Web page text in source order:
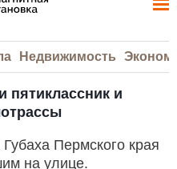
Недвижимость
пятиклассник и
Пермского края
на улице.